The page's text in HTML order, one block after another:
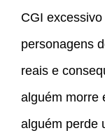
CGI
personagens
reais e
alguém morre
alguém perde